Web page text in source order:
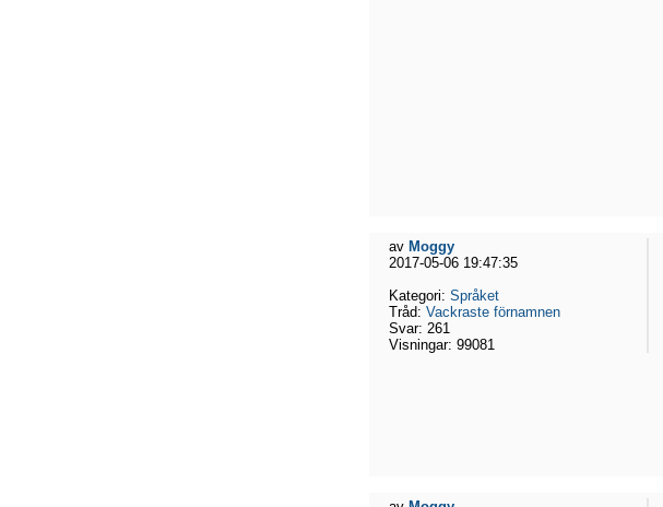
av Moggy
2017-05-06 19:47:35
Kategori: Språket
Tråd: Vackraste förnamnen
Svar: 261
Visningar: 99081